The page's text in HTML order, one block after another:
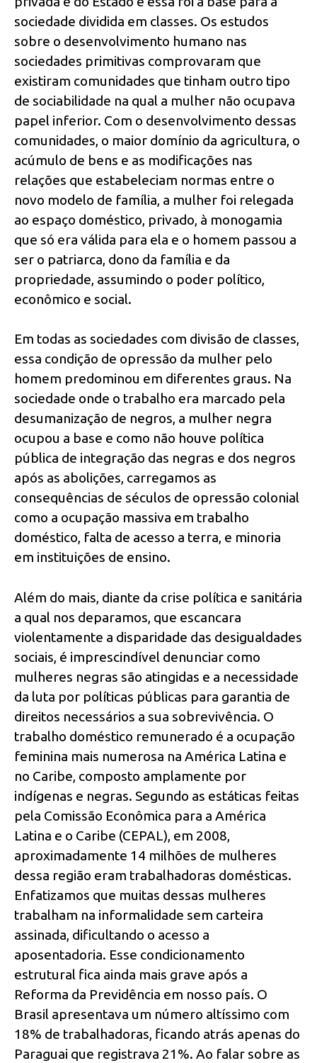
sociedade dividida em classes. Os estudos
sobre o desenvolvimento humano nas
sociedades primitivas comprovaram que
existiram comunidades que tinham outro tipo
de sociabilidade na qual a mulher não ocupava
papel inferior. Com o desenvolvimento dessas
comunidades, o maior domínio da agricultura, o
acúmulo de bens e as modificações nas
relações que estabeleciam normas entre o
novo modelo de família, a mulher foi relegada
ao espaço doméstico, privado, à monogamia
que só era válida para ela e o homem passou a
ser o patriarca, dono da família e da
propriedade, assumindo o poder político,
econômico e social.
Em todas as sociedades com divisão de classes,
essa condição de opressão da mulher pelo
homem predominou em diferentes graus. Na
sociedade onde o trabalho era marcado pela
desumanização de negros, a mulher negra
ocupou a base e como não houve política
pública de integração das negras e dos negros
após as abolições, carregamos as
consequências de séculos de opressão colonial
como a ocupação massiva em trabalho
doméstico, falta de acesso a terra, e minoria
em instituições de ensino.
Além do mais, diante da crise política e sanitária
a qual nos deparamos, que escancara
violentamente a disparidade das desigualdades
sociais, é imprescindível denunciar como
mulheres negras são atingidas e a necessidade
da luta por políticas públicas para garantia de
direitos necessários a sua sobrevivência. O
trabalho doméstico remunerado é a ocupação
feminina mais numerosa na América Latina e
no Caribe, composto amplamente por
indígenas e negras. Segundo as estáticas feitas
pela Comissão Econômica para a América
Latina e o Caribe (CEPAL), em 2008,
aproximadamente 14 milhões de mulheres
dessa região eram trabalhadoras domésticas.
Enfatizamos que muitas dessas mulheres
trabalham na informalidade sem carteira
assinada, dificultando o acesso a
aposentadoria. Esse condicionamento
estrutural fica ainda mais grave após a
Reforma da Previdência em nosso país. O
Brasil apresentava um número altíssimo com
18% de trabalhadoras, ficando atrás apenas do
Paraguai que registrava 21%. Ao falar sobre as